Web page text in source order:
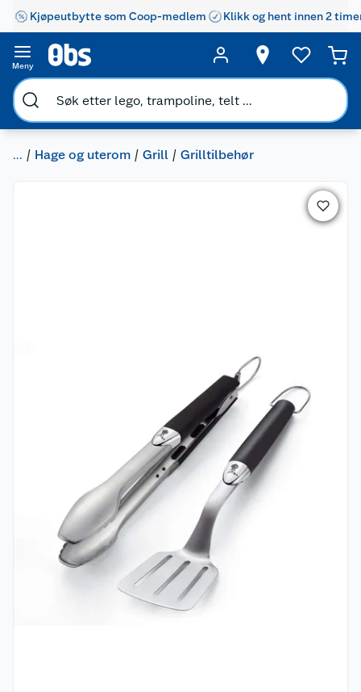
Kjøpeutbytte som Coop-medlem Klikk og hent innen 2
Meny
... Hage og uterom Grill Grilltilbehør